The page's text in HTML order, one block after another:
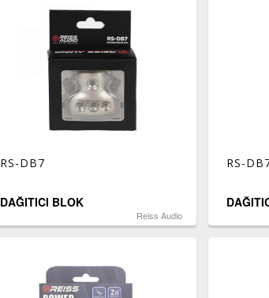
RS-DB7
DAĞITICI BLOK
Reiss Audio
RS-